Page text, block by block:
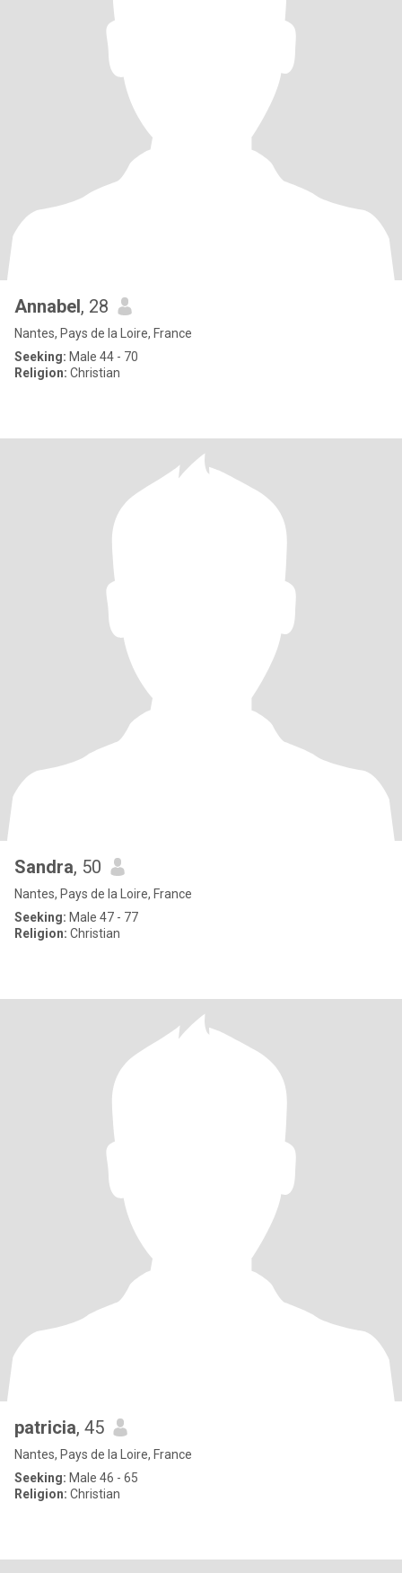
Annabel, 28
Nantes, Pays de la Loire, France
Seeking: Male 44 - 70
Religion: Christian
Sandra, 50
Nantes, Pays de la Loire, France
Seeking: Male 47 - 77
Religion: Christian
patricia, 45
Nantes, Pays de la Loire, France
Seeking: Male 46 - 65
Religion: Christian